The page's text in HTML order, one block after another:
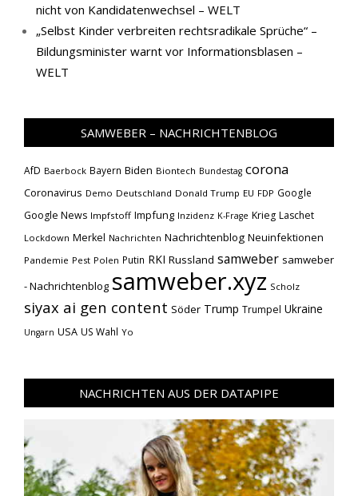
nicht von Kandidatenwechsel – WELT
„Selbst Kinder verbreiten rechtsradikale Sprüche“ –
Bildungsminister warnt vor Informationsblasen –
WELT
SAMWEBER – NACHRICHTENBLOG
AfD Baerbock Bayern Biden Biontech Bundestag corona
Coronavirus Demo Deutschland Donald Trump EU FDP Google
Google News Impfstoff Impfung Inzidenz K-Frage Krieg Laschet
Lockdown Merkel Nachrichten Nachrichtenblog Neuinfektionen
Pandemie Pest Polen Putin RKI Russland samweber samweber
- Nachrichtenblog samweber.xyz Scholz
siyax ai gen content Söder Trump Trumpel Ukraine
Ungarn USA US Wahl Yo
NACHRICHTEN AUS DER DATAPIPE